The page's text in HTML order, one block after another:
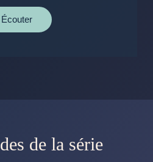
Écouter
de la série